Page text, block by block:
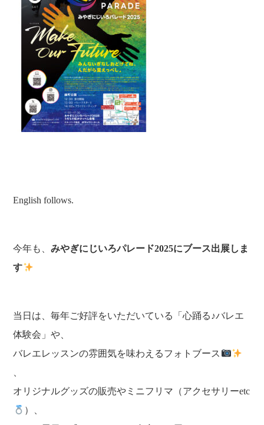
English follows.
今年も、みやぎにじいろパレード2025にブース出展しま
す
当日は、毎年ご好評をいただいている「心踊る♪バレエ
体験会」や、
バレエレッスンの雰囲気を味わえるフォトブース
オリジナルグッズの販売やミニフリマ（アクセサリーetc
）、